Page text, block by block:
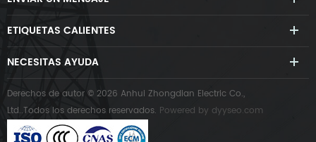
ETIQUETAS CALIENTES
NECESITAS AYUDA
Derechos de autor © 2026 Anhui Zhongdian Electric Co.,
Ltd..Todos los derechos reservados. Powered by dyyseo.com